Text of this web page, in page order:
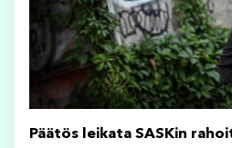
Päätös leikata SASKin